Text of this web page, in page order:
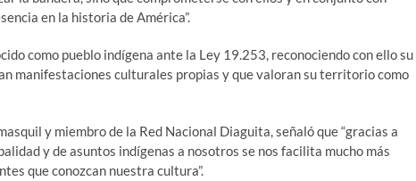
en la historia de América”.
como pueblo indígena ante la Ley 19.253, reconociendo con ello su
manifestaciones culturales propias y que valoran su territorio como
y miembro de la Red Nacional Diaguita, señaló que “gracias a
y de asuntos indígenas a nosotros se nos facilita mucho más
que conozcan nuestra cultura”.